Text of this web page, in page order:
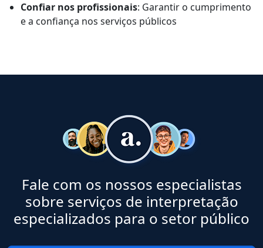
Confiar nos profissionais: Garantir o cumprimento
e a confiança nos serviços públicos
Fale com os nossos especialistas
sobre serviços de interpretação
especializados para o setor público